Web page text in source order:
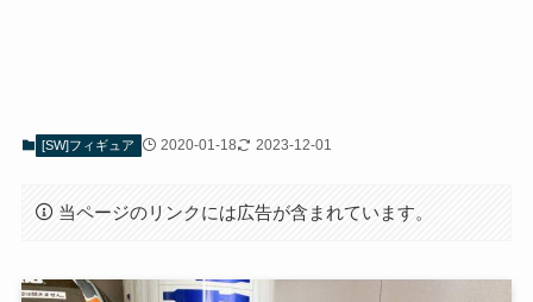
[SW]フィギュア 2020-01-18 2023-12-01
当ページのリンクには広告が含まれています。